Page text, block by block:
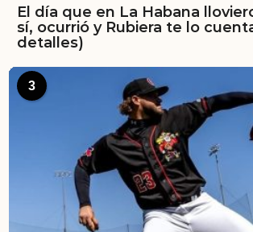
El día que en La Habana
sí, ocurrió y Rubiera te lo
detalles)
3